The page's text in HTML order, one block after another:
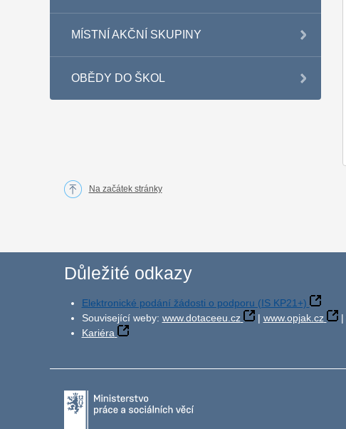
MÍSTNÍ AKČNÍ SKUPINY
OBĚDY DO ŠKOL
Na začátek stránky
Důležité odkazy
Elektronické podání žádosti o podporu (IS KP21+)
Související weby: www.dotaceeu.cz | www.opjak.cz |
Kariéra